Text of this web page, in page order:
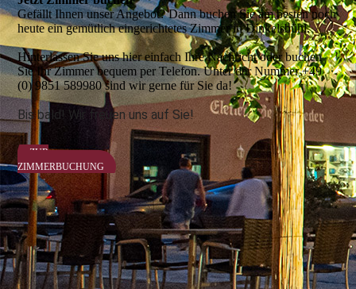
Gefällt Ihnen unser Angebot? Dann buchen Sie am besten noch
heute ein gemütlich eingerichtetes Zimmer in Dinkelsbühl.
Hinterlassen Sie uns hier einfach Ihre Nachricht oder buchen
Sie Ihr Zimmer bequem per Telefon. Unter der Nummer +49
(0) 9851 589980 sind wir gerne für Sie da!
Bis bald! Wir freuen uns auf Sie!
ZUR
ZIMMERBUCHUNG